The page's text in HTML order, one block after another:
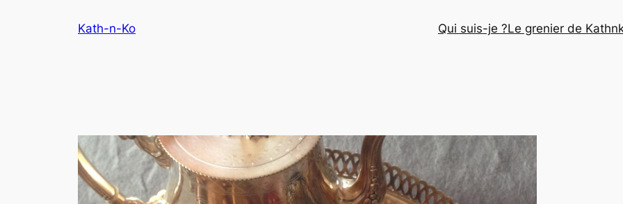
Kath-n-Ko Qui suis-je ?Le grenier de